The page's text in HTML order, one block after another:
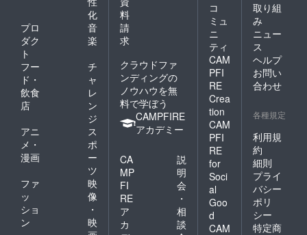
化
プロ
ダク
ト
音
楽
フー
ド・
飲食
店
チ
ャ
レ
ン
ジ
アニ
メ・
漫画
ス
ポ
ー
ツ
ファ
ッ
ショ
ン
映
像
・
映
料
請
求
クラウドファ
ンディングの
ノウハウを無
料で学ぼう
CAMPFIRE
アカデミー
CA
MP
FI
RE
ア
カ
説
明
会
・
相
談
コ
ミュ
ニ
ティ
CAM
PFI
RE
Crea
tion
CAM
PFI
RE
for
Soci
al
Goo
d
CAM
取り組
み
ニュー
ス
ヘルプ
お問い
合わせ
各種規定
利用規
約
細則
プライ
バシー
ポリ
シー
特定商